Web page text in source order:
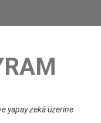
yapay zekâ üzerine